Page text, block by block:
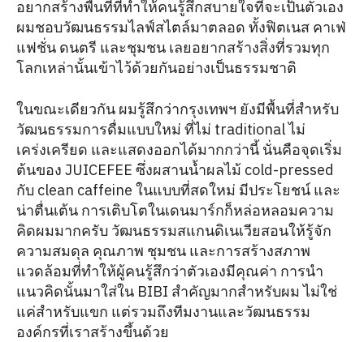
อยากสร้างพื้นที่ที่ทำให้คนรู้สึกสบายใจที่จะเป็นตัวเอง
ผมชอบวัฒนธรรมไลฟ์สไตล์มาตลอด ทั้งฟิตเนส คาเฟ่
แฟชั่น ดนตรี และชุมชน เลยอยากสร้างสิ่งที่รวมทุก
โลกเหล่านั้นเข้าไว้ด้วยกันอย่างเป็นธรรมชาติ
ในขณะเดียวกัน ผมรู้สึกว่ากรุงเทพฯ ยังมีพื้นที่สำหรับ
วัฒนธรรมการดื่มแบบใหม่ ที่ไม่ traditional ไม่
เคร่งเครียด และแสดงออกได้มากกว่านี้ นั่นคือจุดเริ่ม
ต้นของ JUICEFEE ซึ่งผสานน้ำผลไม้ cold-pressed
กับ clean caffeine ในแบบที่สดใหม่ มีประโยชน์ และ
น่าตื่นเต้น การเติบโตในเดนมาร์กก็หล่อหลอมความ
คิดผมมากครับ วัฒนธรรมสแกนดิเนเวียสอนให้รู้จัก
ความสมดุล คุณภาพ ชุมชน และการสร้างสภาพ
แวดล้อมที่ทำให้ผู้คนรู้สึกว่าตัวเองมีคุณค่า การนำ
แนวคิดนั้นมาใส่ใน BIBI สำคัญมากสำหรับผม ไม่ใช่
แค่สำหรับแขก แต่รวมถึงทีมงานและวัฒนธรรม
องค์กรที่เราสร้างขึ้นด้วย